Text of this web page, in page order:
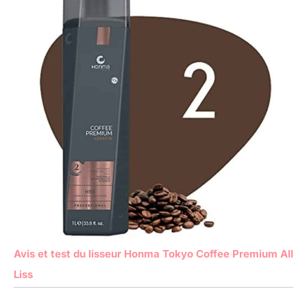
Avis et test du lisseur Honma Tokyo Coffee Premium All
Liss